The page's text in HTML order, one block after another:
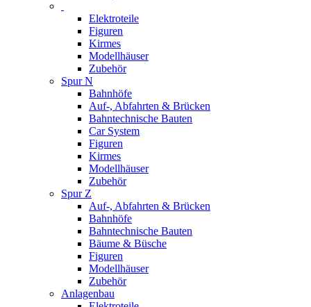
Elektroteile
Figuren
Kirmes
Modellhäuser
Zubehör
Spur N
Bahnhöfe
Auf-, Abfahrten & Brücken
Bahntechnische Bauten
Car System
Figuren
Kirmes
Modellhäuser
Zubehör
Spur Z
Auf-, Abfahrten & Brücken
Bahnhöfe
Bahntechnische Bauten
Bäume & Büsche
Figuren
Modellhäuser
Zubehör
Anlagenbau